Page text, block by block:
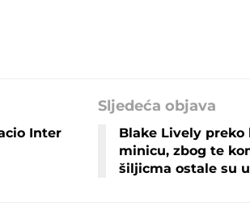
Inter
Sljedeća objava
Blake Lively preko
minicu, zbog te
šiljicma ostale su